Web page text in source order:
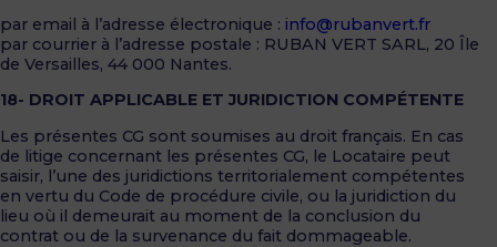
par email à l’adresse électronique : info@rubanvert.fr
par courrier à l’adresse postale : RUBAN VERT SARL, 20 Île
de Versailles, 44 000 Nantes.
18- DROIT APPLICABLE ET JURIDICTION COMPÉTENTE
Les présentes CG sont soumises au droit français. En cas
de litige concernant les présentes CG, le Locataire peut
saisir, l’une des juridictions territorialement compétentes
en vertu du Code de procédure civile, ou la juridiction du
lieu où il demeurait au moment de la conclusion du
contrat ou de la survenance du fait dommageable.